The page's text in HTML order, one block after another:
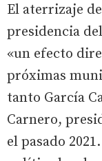
El aterrizaje
presidencia
«un efecto
próximas
tanto García
Carnero,
el pasado